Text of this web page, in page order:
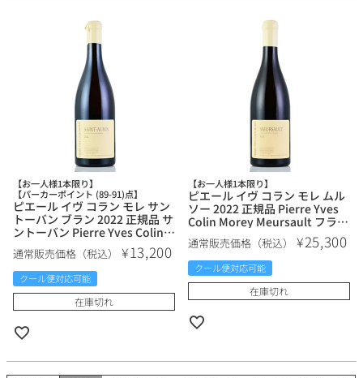
【お一人様1本限り】
【パーカーポイント (89-91)点】
ピエール イヴ コラン モレ サン
トーバン ブラン 2022 正規品 サ
ントーバン Pierre Yves Colin
Morey フランス ブルゴーニュ
白ワイン
通常販売価格（税込） ¥13,200
クール便対応可能
在庫切れ
【お一人様1本限り】
ピエール イヴ コラン モレ ムル
ソー 2022 正規品 Pierre Yves
Colin Morey Meursault フラン
ス ブルゴーニュ 白ワイン
通常販売価格（税込） ¥25,300
クール便対応可能
在庫切れ